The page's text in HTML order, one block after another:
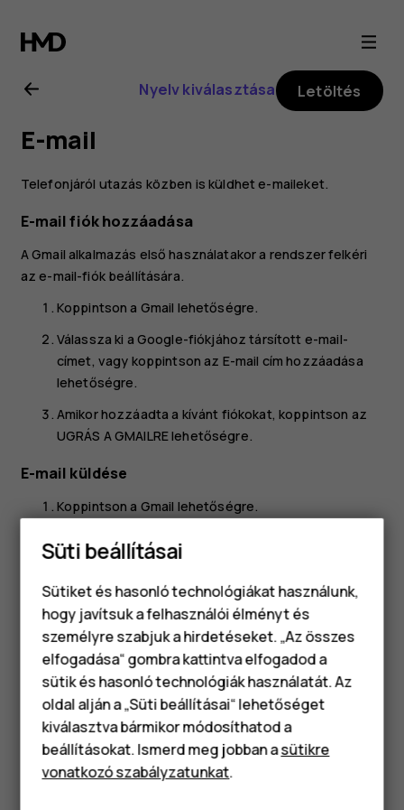
Nokia
G21
felhasználói
kézikönyv
Okostelefonok
Klasszikus telefonok
Tartozékok
Táblagépek
Nyelv kiválasztása Letöltés
E-mail
Telefonjáról utazás közben is küldhet e-maileket.
E-mail fiók hozzáadása
A Gmail alkalmazás első használatakor a rendszer felkéri
az e-mail-fiók beállítására.
Koppintson a Gmail lehetőségre.
Válassza ki a Google-fiókjához társított e-mail-
címet, vagy koppintson az E-mail cím hozzáadása
lehetőségre.
Amikor hozzáadta a kívánt fiókokat, koppintson az
UGRÁS A GMAILRElehetőségre.
E-mail küldése
Koppintson a Gmail lehetőségre.
Koppintson a create
koppintson amore_vert>Hozzáadás a névjegyzékből
lehetőségre.
Írja be az üzenet tárgyát és szövegét.
Koppintson asendlehetőségre.
Süti beállításai
Sütiket és hasonló technológiákat használunk,
hogy javítsuk a felhasználói élményt és
személyre szabjuk a hirdetéseket. „Az összes
elfogadása“ gombra kattintva elfogadod a
sütik és hasonló technológiák használatát. Az
oldal alján a „Süti beállításai“ lehetőséget
kiválasztva bármikor módosíthatod a
beállításokat. Ismerd meg jobban asütikre
vonatkozó szabályzatunkat.